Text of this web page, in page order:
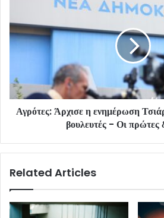
Αγρότες: Άρχισε η ενημέρωση
βουλευτές - Οι πρώτες
Related Articles